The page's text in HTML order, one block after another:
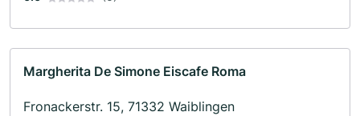
Margherita De Simone Eiscafe Roma
Fronackerstr. 15, 71332 Waiblingen